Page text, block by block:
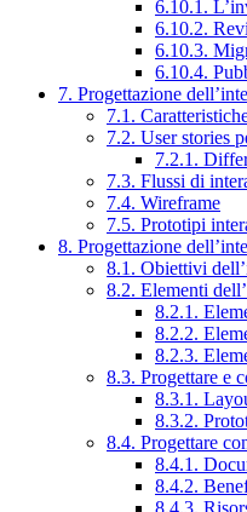
6.10.1.
6.10.2.
6.10.3.
6.10.4.
7. Progettazione
7.1.
7.2. User stories
7.2.1.
7.3. Flussi di
7.4. Wireframe
7.5. Prototipi
8. Progettazione
8.1. Obiettivi
8.2. Elementi
8.2.1.
8.2.2.
8.2.3.
8.3. Progettare e
8.3.1.
8.3.2.
8.4. Progettare
8.4.1.
8.4.2.
8.4.3.